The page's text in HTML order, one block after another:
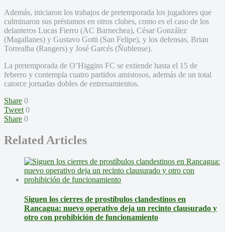
Además, iniciaron los trabajos de pretemporada los jugadores que
culminaron sus préstamos en otros clubes, como es el caso de los
delanteros Lucas Fierro (AC Barnechea), César González
(Magallanes) y Gustavo Gotti (San Felipe), y los defensas, Brian
Torrealba (Rangers) y José Garcés (Ñublense).
La pretemporada de O’Higgins FC se extiende hasta el 15 de
febrero y contempla cuatro partidos amistosos, además de un total
catorce jornadas dobles de entrenamientos.
Share 0
Tweet 0
Share 0
Related Articles
Siguen los cierres de prostíbulos clandestinos en
Rancagua: nuevo operativo deja un recinto clausurado y
otro con prohibición de funcionamiento